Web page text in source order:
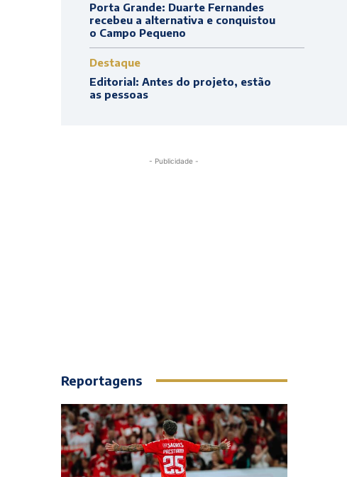
Porta Grande: Duarte Fernandes
recebeu a alternativa e conquistou
o Campo Pequeno
Destaque
Editorial: Antes do projeto, estão
as pessoas
- Publicidade -
Reportagens